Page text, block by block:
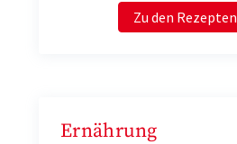
Zu den Rezepten
Ernährung